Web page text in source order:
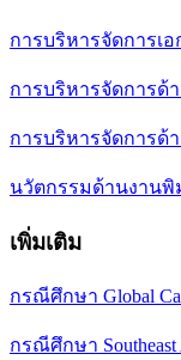
การบริหารจัดการเ
การบริหารจัดการด้
การบริหารจัดการด้
นวัตกรรมด้านงานพิ
เพิ่มเติม
กรณีศึกษา Global
กรณีศึกษา Southeast